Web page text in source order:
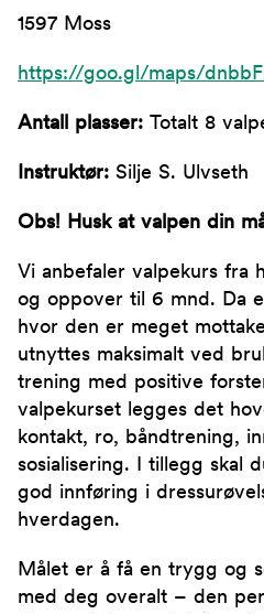
1597 Moss
https://goo.gl/maps/
Antall plasser: Totalt 8
Instruktør: Silje S. Ulvseth
Obs! Husk at valpen din
Vi anbefaler valpekurs fra
og oppover til 6 mnd. Da
hvor den er meget
utnyttes maksimalt ved
trening med positive
valpekurset legges det
kontakt, ro, båndtrening,
sosialisering. I tillegg skal
god innføring i
hverdagen.
Målet er å få en trygg og
med deg overalt – den